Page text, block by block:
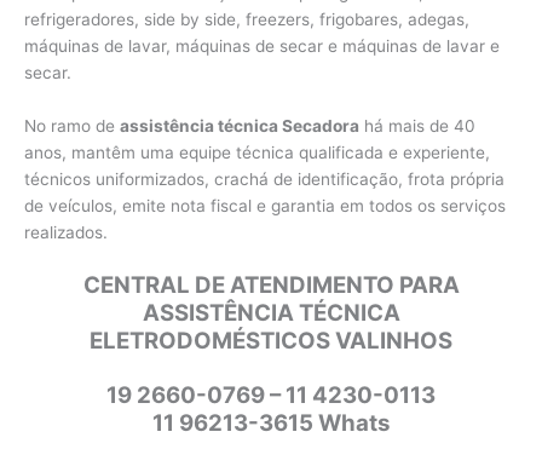
refrigeradores, side by side, freezers, frigobares, adegas,
máquinas de lavar, máquinas de secar e máquinas de lavar e
secar.
No ramo de assistência técnica Secadora há mais de 40
anos, mantêm uma equipe técnica qualificada e experiente,
técnicos uniformizados, crachá de identificação, frota própria
de veículos, emite nota fiscal e garantia em todos os serviços
realizados.
CENTRAL DE ATENDIMENTO PARA
ASSISTÊNCIA TÉCNICA
ELETRODOMÉSTICOS VALINHOS
19 2660-0769 – 11 4230-0113
11 96213-3615 Whats